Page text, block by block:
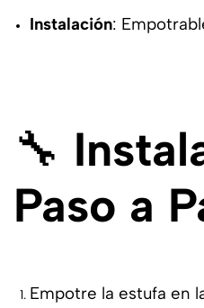
Instalación:
🔧
Paso a
Empotre la estufa en